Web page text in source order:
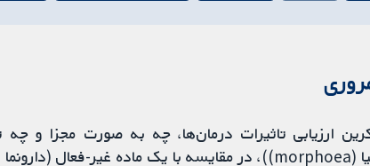
ارزیابی تاثیرات درمان‌ها، چه به صورت مجزا و چه